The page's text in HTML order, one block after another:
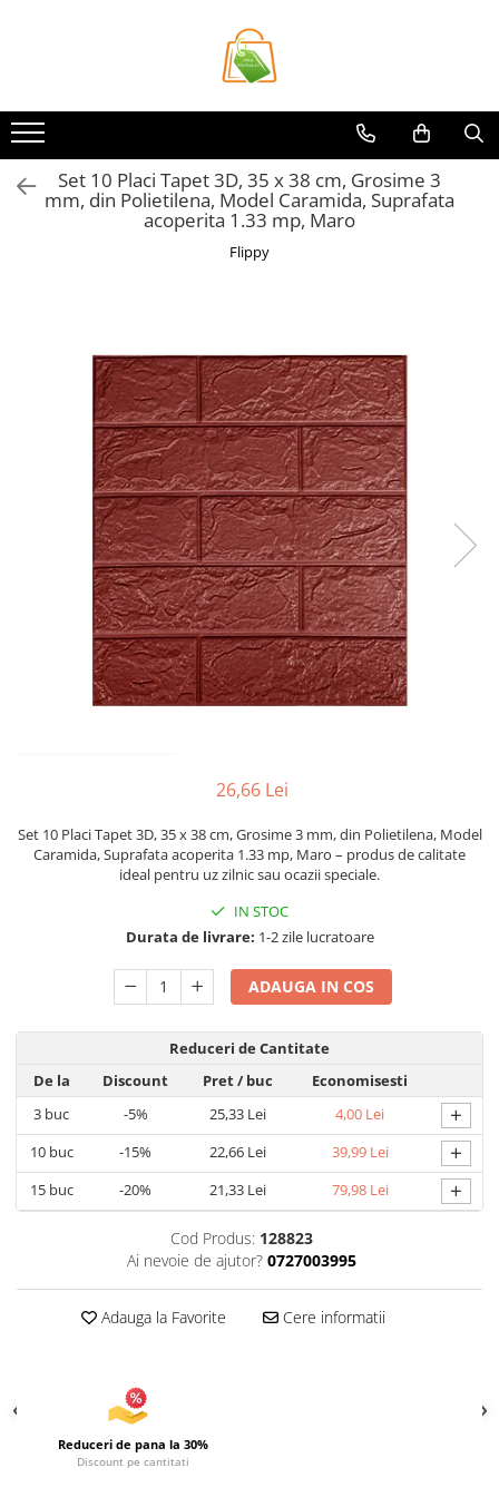
Casa si Bricolaj
Accesorii Birou si Consumabile
Articole pentru Animale
Articole pentru baie
Genti Termoizolante Mancare
Organizatoare si Depozitare
Organizatoare si Depozitare
Pahare, Sticle si Cani
Ustensile pentru Bucătărie
Ustensile pentru Bucătărie
Veselă pentru Masă
Articole pentru Casa si Curatenie
Accesorii Ingrijire Casa
Cutii depozitare
Diverse Casa
Maturi, Perii, Mopuri si Galeti
Perne Voiaj, Paturi si Textile
Produse ingrijire incaltaminte
Radiatoare si Seminee electrice
Tapet 3D Autoadeziv
Umidificatoare
Uscatoare si Standere Haine
Articole pentru Gradina si Bricolaj
Corpuri de iluminat
Lampi de veghe
Articole si, Echipamente pentru
Transport şi Ridicat
Pelerine, Umbrele si Accesorii
Videoproiectoare
Accesorii Auto
Accesorii Auto
Accesorii biciclete
Ochelari de Protecţie
Set 10 Placi Tapet 3D, 35 x 38 cm, Grosime 3
mm, din Polietilena, Model Caramida, Suprafata
acoperita 1.33 mp, Maro
Flippy
26,66 Lei
Set 10 Placi Tapet 3D, 35 x 38 cm, Grosime 3 mm, din Polietilena, Model
Caramida, Suprafata acoperita 1.33 mp, Maro – produs de calitate
ideal pentru uz zilnic sau ocazii speciale.
IN STOC
Durata de livrare: 1-2 zile lucratoare
ADAUGA IN COS
Reduceri de Cantitate
De la
Discount Pret/ buc
Economisesti
3 buc -5% 25,33 Lei 4,00 Lei +
10buc -15% 22,66 Lei 39,99 Lei +
15buc -20% 21,33 Lei 79,98 Lei +
Cod Produs: 128823
Ai nevoie de ajutor? 0727003995
Adauga la Favorite Cere informatii
Reduceri de pana la 30%
Discount pe cantitati